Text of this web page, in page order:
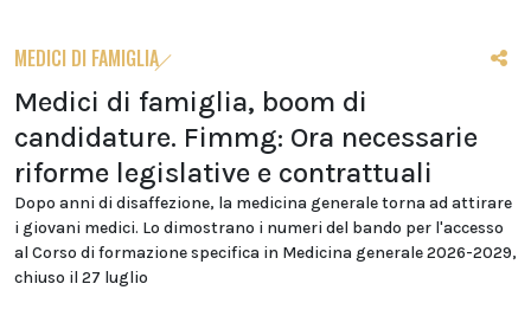
MEDICI DI FAMIGLIA
Medici di famiglia, boom di
candidature. Fimmg: Ora necessarie
riforme legislative e contrattuali
Dopo anni di disaffezione, la medicina generale torna ad attirare
i giovani medici. Lo dimostrano i numeri del bando per l'accesso
al Corso di formazione specifica in Medicina generale 2026-2029,
chiuso il 27 luglio